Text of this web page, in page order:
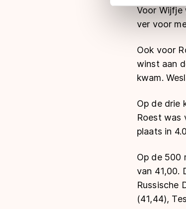
adequaat
Meer informatie
Voor Wijfje
ver voor
Ook voor
winst aan
kwam.
Op de drie
Roest was
plaats in
Op de 500
van 41,00.
Russische
(41,44),